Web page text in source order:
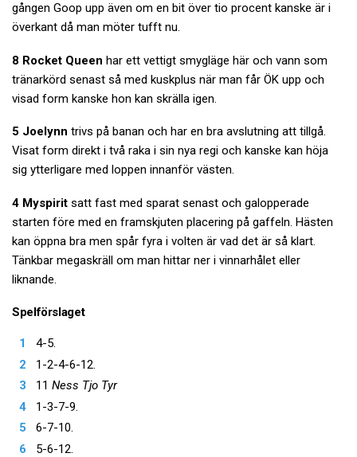
gången Goop upp även om en bit över tio procent kanske är i
överkant då man möter tufft nu.
8 Rocket Queen har ett vettigt smygläge här och vann som
tränarkörd senast så med kuskplus när man får ÖK upp och
visad form kanske hon kan skrälla igen.
5 Joelynn trivs på banan och har en bra avslutning att tillgå.
Visat form direkt i två raka i sin nya regi och kanske kan höja
sig ytterligare med loppen innanför västen.
4 Myspirit satt fast med sparat senast och galopperade
starten före med en framskjuten placering på gaffeln. Hästen
kan öppna bra men spår fyra i volten är vad det är så klart.
Tänkbar megaskräll om man hittar ner i vinnarhålet eller
liknande.
Spelförslaget
4-5.
1-2-4-6-12.
11 Ness Tjo Tyr
1-3-7-9.
6-7-10.
5-6-12.